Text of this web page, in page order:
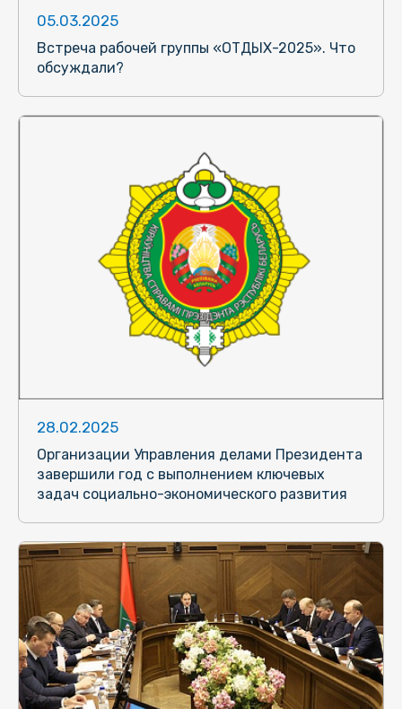
05.03.2025
Встреча рабочей группы «ОТДЫХ-2025». Что
обсуждали?
28.02.2025
Организации Управления делами Президента
завершили год с выполнением ключевых
задач социально-экономического развития